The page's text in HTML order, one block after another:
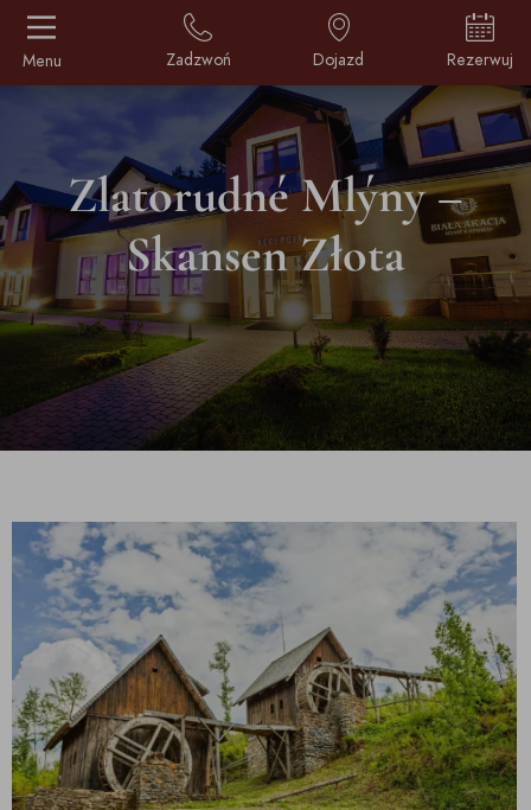
Menu Zadzwoń Dojazd Rezerwuj
Zlatorudné Mlýny –
Skansen Złota